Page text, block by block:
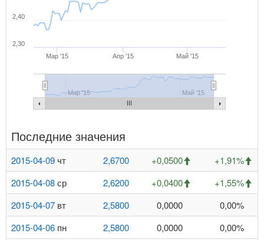
Мар '15 Апр '15 Май '15
Мар '15 Май '15
2,30
2,40
Последние значения
2015-04-09 чт 2,6700 +0,0500
+1,91%
2015-04-08ср 2,6200 +0,0400
+1,55%
2015-04-07 вт 2,5800 0,0000
0,00%
2015-04-06 пн 2,5800 0,0000
0,00%